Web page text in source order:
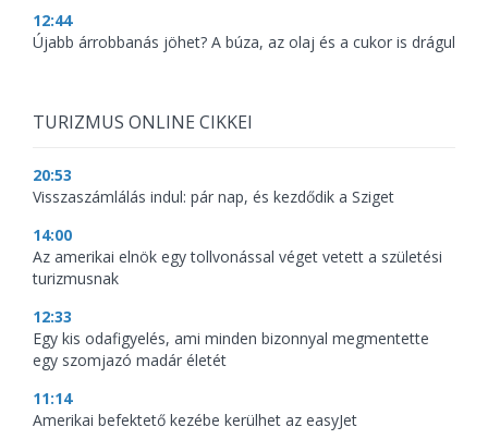
12:44
Újabb árrobbanás jöhet? A búza, az olaj és a cukor is drágul
TURIZMUS ONLINE CIKKEI
20:53
Visszaszámlálás indul: pár nap, és kezdődik a Sziget
14:00
Az amerikai elnök egy tollvonással véget vetett a születési
turizmusnak
12:33
Egy kis odafigyelés, ami minden bizonnyal megmentette
egy szomjazó madár életét
11:14
Amerikai befektető kezébe kerülhet az easyJet